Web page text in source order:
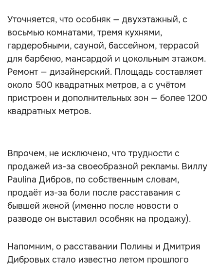
Уточняется, что особняк — двухэтажный, с
восьмью комнатами, тремя кухнями,
гардеробными, сауной, бассейном, террасой
для барбекю, мансардой и цокольным этажом.
Ремонт — дизайнерский. Площадь составляет
около 500 квадратных метров, а с учётом
пристроен и дополнительных зон — более 1200
квадратных метров.
Впрочем, не исключено, что трудности с
продажей из-за своеобразной рекламы. Виллу
Paulina Дибров, по собственным словам,
продаёт из-за боли после расставания с
бывшей женой (именно после новости о
разводе он выставил особняк на продажу).
Напомним, о расставании Полины и Дмитрия
Дибровых стало известно летом прошлого